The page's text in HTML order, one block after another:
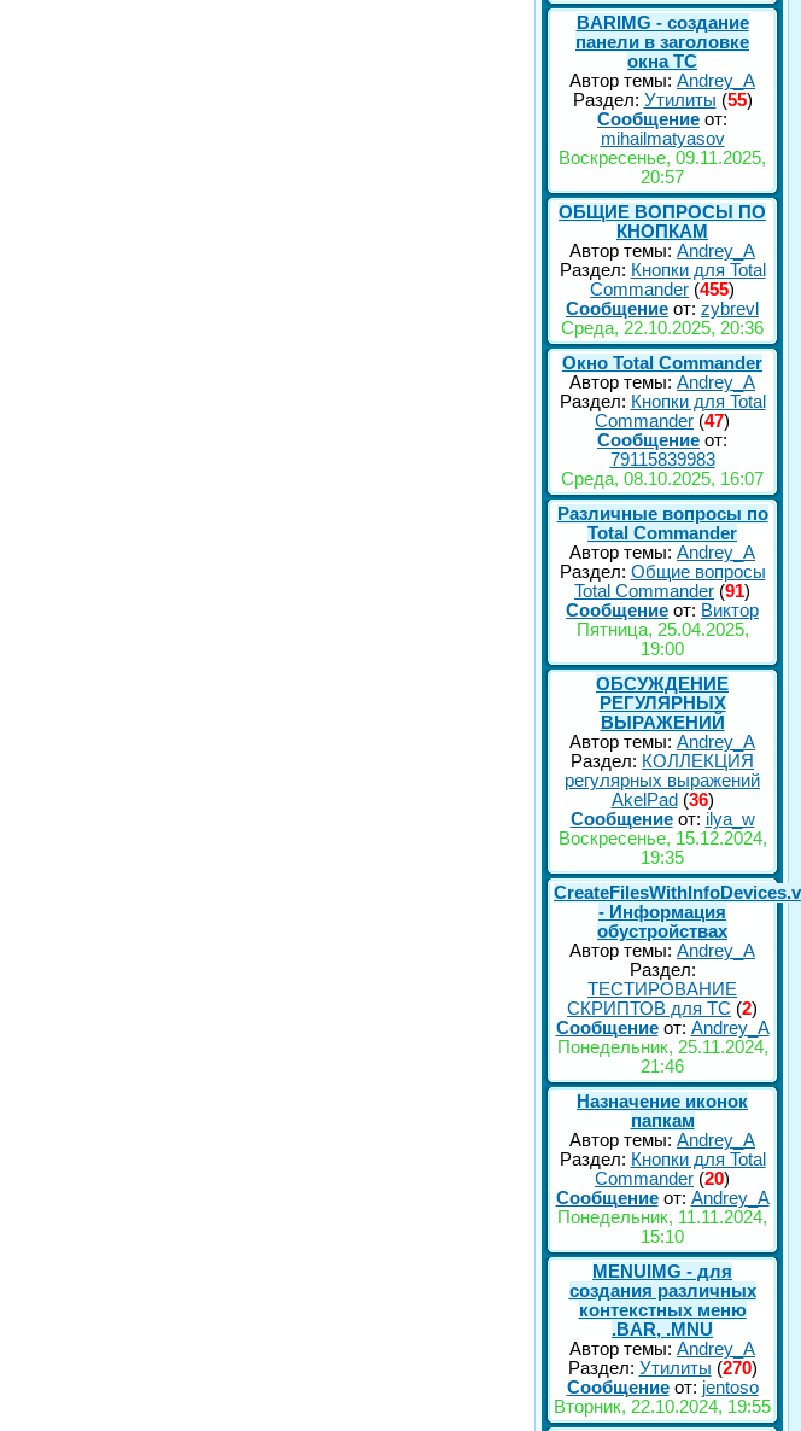
BARIMG - создание
панели в заголовке
окна TC
Автор темы: Andrey_A
Раздел: Утилиты (55)
Сообщение от:
mihailmatyasov
Воскресенье, 09.11.2025,
20:57
ОБЩИЕ ВОПРОСЫ ПО
КНОПКАМ
Автор темы: Andrey_A
Раздел: Кнопки для Total
Commander (455)
Сообщение от: zybrevl
Среда, 22.10.2025, 20:36
Окно Total Commander
Автор темы: Andrey_A
Раздел: Кнопки для Total
Commander (47)
Сообщение от:
79115839983
Среда, 08.10.2025, 16:07
Различные вопросы по
Total Commander
Автор темы: Andrey_A
Раздел: Общие вопросы
Total Commander (91)
Сообщение от: Виктор
Пятница, 25.04.2025,
19:00
ОБСУЖДЕНИЕ
РЕГУЛЯРНЫХ
ВЫРАЖЕНИЙ
Автор темы: Andrey_A
Раздел: КОЛЛЕКЦИЯ
регулярных выражений
AkelPad (36)
Сообщениеот: ilya_w
Воскресенье, 15.12.2024,
19:35
- Информация
обустройствах
Автор темы: Andrey_A
Раздел:
ТЕСТИРОВАНИЕ
СКРИПТОВ для TC (2)
Сообщениеот: Andrey_A
Понедельник, 25.11.2024,
21:46
Назначение иконок
папкам
Автор темы: Andrey_A
Раздел: Кнопки для Total
Commander (20)
Сообщениеот: Andrey_A
Понедельник, 11.11.2024,
15:10
MENUIMG - для
создания различных
контекстных меню
.BAR, .MNU
Автор темы: Andrey_A
Раздел: Утилиты (270)
Сообщениеот: jentoso
Вторник, 22.10.2024, 19:55